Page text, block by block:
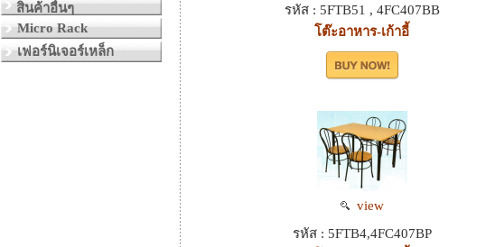
สินค้าอื่นๆ
Micro Rack
เฟอร์นิเจอร์เหล็ก
รหัส : 5FTB51 , 4FC407BB
โต๊ะอาหาร-เก้าอี้
view
รหัส : 5FTB4,4FC407BP